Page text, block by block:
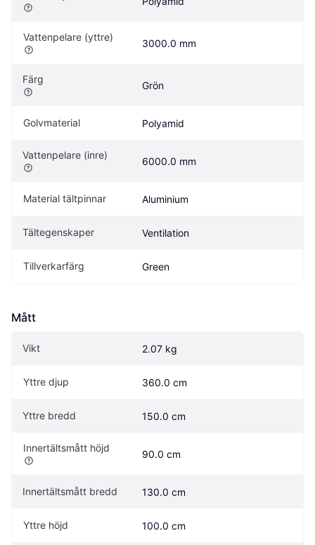
Vattenpelare (yttre)
3000.0 mm
Färg
Grön
Golvmaterial Polyamid
Vattenpelare (inre)
6000.0 mm
Material tältpinnar Aluminium
Tältegenskaper Ventilation
Tillverkarfärg Green
Mått
Vikt 2.07 kg
Yttre djup 360.0 cm
Yttre bredd 150.0 cm
Innertältsmått höjd
90.0 cm
Innertältsmått bredd 130.0 cm
Yttre höjd 100.0 cm